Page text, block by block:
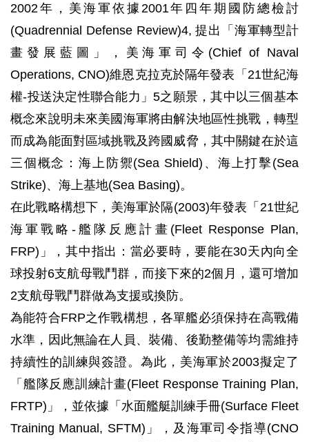
2002年，美海軍依據2001年四年期國防總檢討
(Quadrennial Defense Review)4, 提出「海軍轉型計
畫發展藍圖」，美海軍司令(Chief of Naval
Operations, CNO)維恩克拉克於隔年發表「21世紀海
權-投送決定性聯合能力」5之願景，其中以三個基本
概念來說明未來美國海軍將由解決地區性挑戰，轉型
而成為能面對區域挑戰及跨國威脅，其中關鍵在於這
三個概念：海上防禦(Sea Shield)、海上打擊(Sea
Strike)、海上基地(Sea Basing)。
在此戰略構想下，美海軍於隔(2003)年發表「21世紀
海軍戰略-艦隊反應計畫(Fleet Response Plan,
FRP)」，其中指出：當必要時，要能在30天內向全
球投射6支航母戰鬥群，而接下來的2個月，還可增加
2支航母戰鬥群做為支援或換防。
為能符合FRP之作戰構想，各單艦必須保持在高戰備
水準，因此無論在人員、裝備、後勤整備等均需維持
持續性的訓練與簽證。為此，美海軍於2003擬定了
「艦隊反應訓練計畫(Fleet Response Training Plan,
FRTP)」，並依據「水面艦艇訓練手冊(Surface Fleet
Training Manual, SFTM)」，及海軍司令指導(CNO